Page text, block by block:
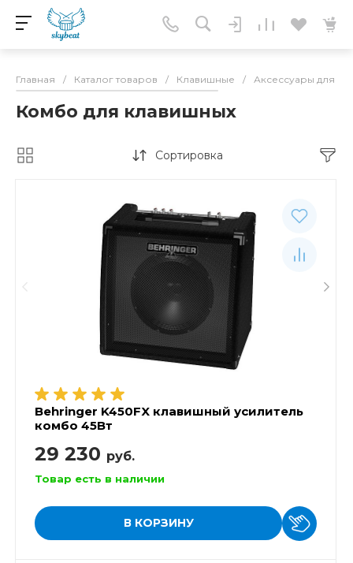
Главная / Каталог товаров / Клавишные / Аксессуары для
Комбо для клавишных
Сортировка
Behringer K450FX клавишный усилитель
комбо 45Вт
29 230 руб.
Товар есть в наличии
В КОРЗИНУ